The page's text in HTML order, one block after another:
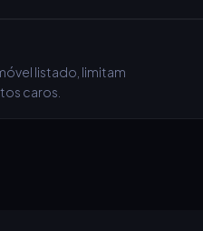
listado, limitam
caros.